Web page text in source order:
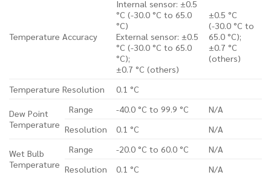
Temperature Accuracy
Internal sensor: ±0.5
°C (-30.0 °C to 65.0
°C)
External sensor: ±0.5
°C (-30.0 °C to 65.0
°C);
±0.7 °C (others)
±0.5 °C
(-30.0 °C to
65.0 °C);
±0.7 °C
(others)
Temperature Resolution 0.1 °C
Dew Point
Temperature
Range -40.0 °C to 99.9 °C
N/A
Resolution
0.1 °C N/A
Wet Bulb
Temperature
Range -20.0 °C to 60.0 °C
N/A
Resolution
0.1 °C N/A